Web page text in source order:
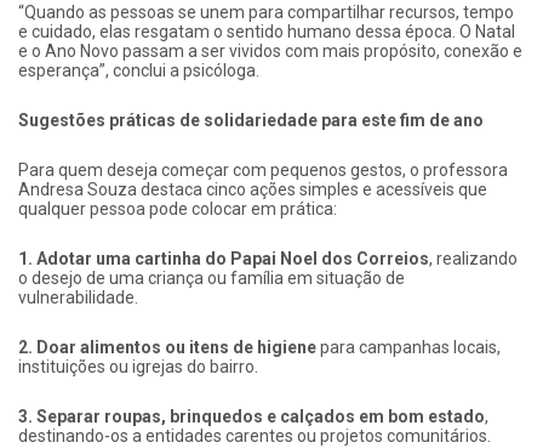
“Quando as pessoas se unem para compartilhar recursos, tempo
e cuidado, elas resgatam o sentido humano dessa época. O Natal
e o Ano Novo passam a ser vividos com mais propósito, conexão e
esperança”, conclui a psicóloga.
Sugestões práticas de solidariedade para este fim de ano
Para quem deseja começar com pequenos gestos, o professora
Andresa Souza destaca cinco ações simples e acessíveis que
qualquer pessoa pode colocar em prática:
1. Adotar uma cartinha do Papai Noel dos Correios, realizando
o desejo de uma criança ou família em situação de
vulnerabilidade.
2. Doar alimentos ou itens de higienepara campanhas locais,
instituições ou igrejas do bairro.
3. Separar roupas, brinquedos e calçados em bom estado,
destinando-os a entidades carentes ou projetos comunitários.